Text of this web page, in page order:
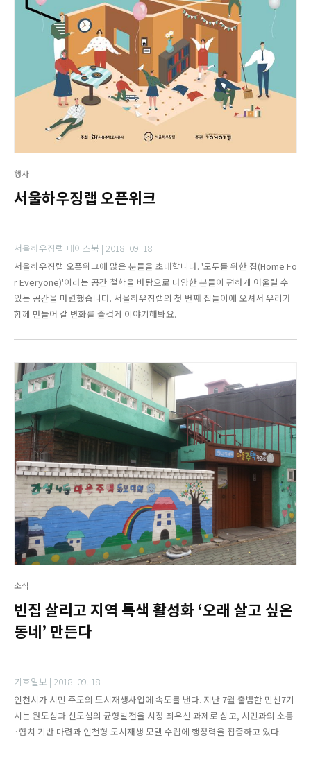
행사
서울하우징랩 오픈위크
서울하우징랩 페이스북 | 2018. 09. 18
서울하우징랩 오픈위크에 많은 분들을 초대합니다. '모두를 위한 집(Home Fo
r Everyone)'이라는 공간 철학을 바탕으로 다양한 분들이 편하게 어울릴 수
있는 공간을 마련했습니다. 서울하우징랩의 첫 번째 집들이에 오셔서 우리가
함께 만들어 갈 변화를 즐겁게 이야기해봐요.
소식
빈집 살리고 지역 특색 활성화 ‘오래 살고 싶은
동네’ 만든다
기호일보 | 2018. 09. 18
인천시가 시민 주도의 도시재생사업에 속도를 낸다. 지난 7월 출범한 민선7기
시는 원도심과 신도심의 균형발전을 시정 최우선 과제로 삼고, 시민과의 소통
·협치 기반 마련과 인천형 도시재생 모델 수립에 행정력을 집중하고 있다.